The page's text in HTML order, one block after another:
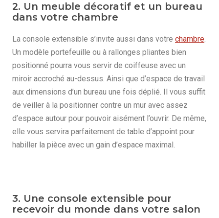
2. Un meuble décoratif et un bureau
dans votre chambre
La console extensible s’invite aussi dans votre chambre.
Un modèle portefeuille ou à rallonges pliantes bien
positionné pourra vous servir de coiffeuse avec un
miroir accroché au-dessus. Ainsi que d’espace de travail
aux dimensions d’un bureau une fois déplié. Il vous suffit
de veiller à la positionner contre un mur avec assez
d’espace autour pour pouvoir aisément l’ouvrir. De même,
elle vous servira parfaitement de table d’appoint pour
habiller la pièce avec un gain d’espace maximal.
3. Une console extensible pour
recevoir du monde dans votre salon